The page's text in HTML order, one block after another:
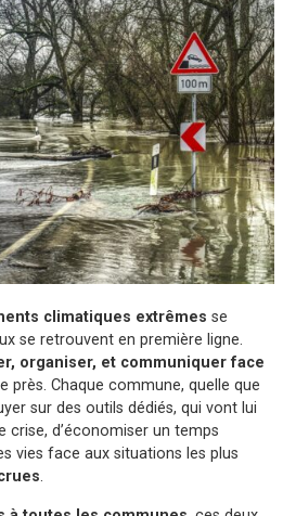
climatiques extrêmes se
se retrouvent en première ligne.
organiser, et communiquer face
près. Chaque commune, quelle que
sur des outils dédiés, qui vont lui
crise, d’économiser un temps
vies face aux situations les plus
.